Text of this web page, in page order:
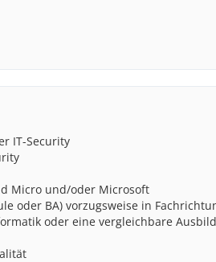
IT-Security
Micro und/oder Microsoft
oder BA) vorzugsweise in
oder eine vergleichbare